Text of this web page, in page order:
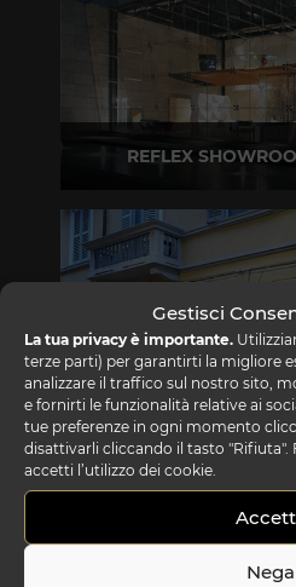
Gestisci
La tua privacy è importante.
terze parti) per garantirti la migliore
analizzare il traffico sul nostro sito,
e fornirti le funzionalità relative ai
tue preferenze in ogni momento
disattivarli cliccando il tasto "Rifiuta".
accetti l’utilizzo dei cookie.
Nega
REFLEX
T +39 0422
REFLEX
Via Madonnina, 17
T +39 02